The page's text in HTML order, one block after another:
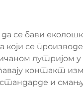
се бави
који се
лутријом у
контакт
и